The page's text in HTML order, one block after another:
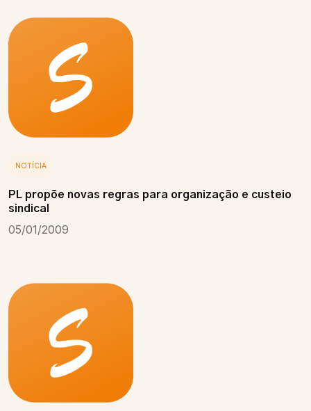
NOTÍCIA
PL propõe novas regras para organização e custeio
sindical
05/01/2009